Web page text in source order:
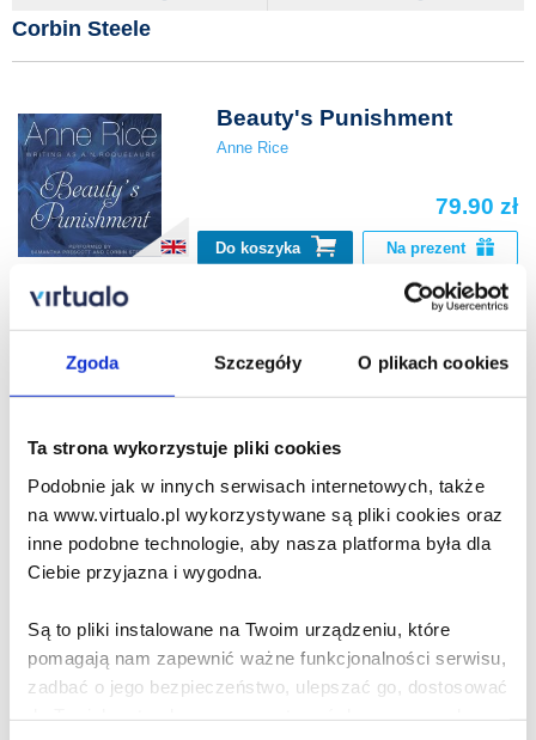
Zgoda Szczegóły O plikach cookies
Ta strona wykorzystuje pliki cookies
Podobnie jak w innych serwisach internetowych, także
na www.virtualo.pl wykorzystywane są pliki cookies oraz
inne podobne technologie, aby nasza platforma była dla
Ciebie przyjazna i wygodna.
Są to pliki instalowane na Twoim urządzeniu, które
pomagają nam zapewnić ważne funkcjonalności serwisu,
zadbać o jego bezpieczeństwo, ulepszać go, dostosować
Corbin Steele
Beauty's Punishment
Anne Rice
79.90 zł
Do koszyka Na prezent
Claiming of Sleeping
Beauty
Do koszyka Na prezent
Beauty's Release
86.90 zł
Do koszyka Na prezent